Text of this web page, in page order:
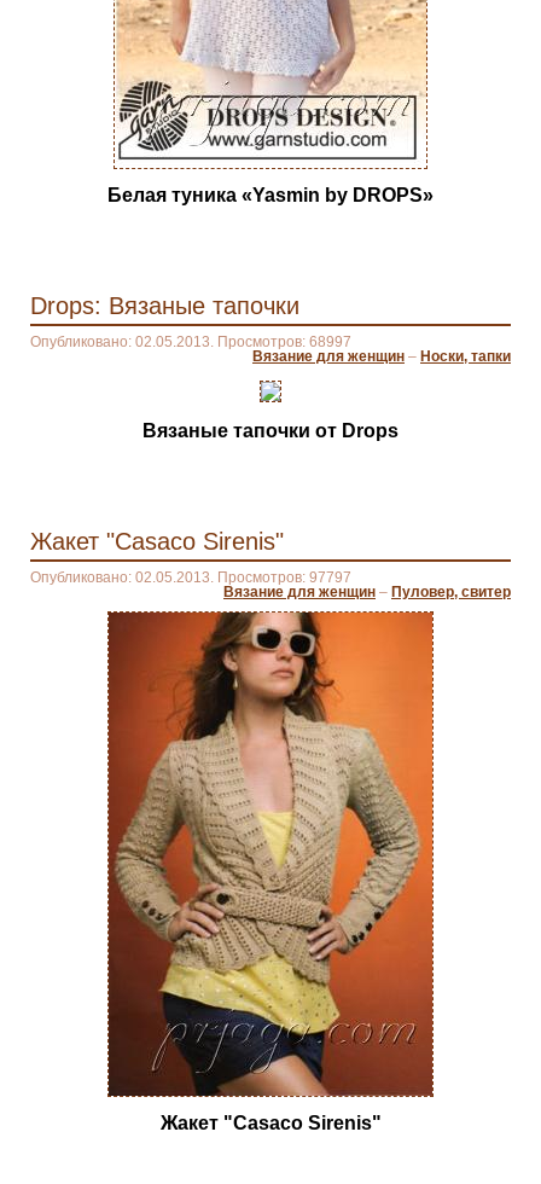
Белая туника «Yasmin by DROPS»
Drops: Вязаные тапочки
Опубликовано: 02.05.2013. Просмотров: 68997
Вязание для женщин – Носки, тапки
Вязаные тапочки от Drops
Жакет "Casaco Sirenis"
Опубликовано: 02.05.2013. Просмотров: 97797
Вязание для женщин – Пуловер, свитер
Жакет "Casaco Sirenis"